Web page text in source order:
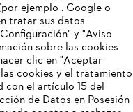
de STIHL
ejemplo . Google o
tratar sus datos
y "Aviso
sobre las cookies
clic en "Aceptar
cookies y el tratamiento
con el artículo 15 del
de Datos en Posesión